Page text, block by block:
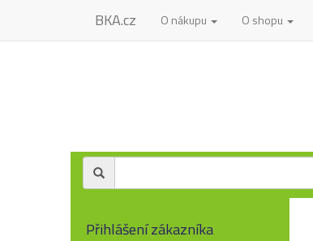
BKA.cz O nákupu O shopu
Přihlášení zákazníka